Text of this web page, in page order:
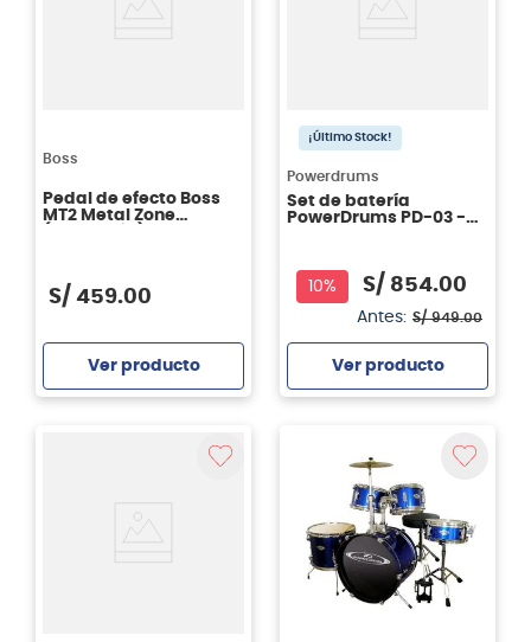
Boss
Pedal de efecto Boss
MT2 Metal Zone
S/ 459.00
Ver producto
¡Último Stock!
Powerdrums
Set de batería
PowerDrums PD-03 -
10% S/ 854.00
Antes: S/ 949.00
Ver producto